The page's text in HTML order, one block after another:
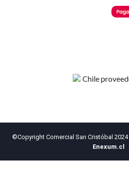
©Copyright Comercial San Cristóbal 2024
Enexum.cl